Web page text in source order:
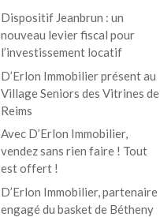
Dispositif Jeanbrun : un
nouveau levier fiscal pour
l’investissement locatif
D’Erlon Immobilier présent au
Village Seniors des Vitrines de
Reims
Avec D’Erlon Immobilier,
vendez sans rien faire ! Tout
est offert !
D’Erlon Immobilier, partenaire
engagé du basket de Bétheny